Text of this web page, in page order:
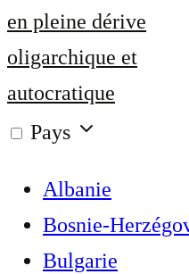
en pleine dérive
oligarchique et
autocratique
Pays
Albanie
Bosnie-
Bulgarie